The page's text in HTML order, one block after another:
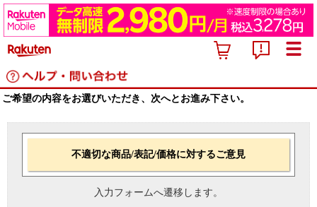
ご希望の内容をお選びいただき、次へとお進み下さい。
不適切な商品/表記/価格に対するご意見
入力フォームへ遷移します。